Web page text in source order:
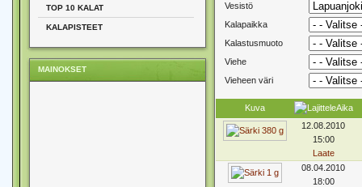
TOP 10 KALAT
KALAPISTEET
MAINOKSET
Vesistö
Kalapaikka
Kalastusmuoto
Viehe
Vieheen väri
Kuva
Aika
12.08.2010
15:00
Laate
08.04.2010
18:00